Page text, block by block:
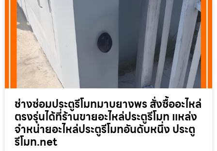
ช่างซ่อมประตูรีโมทมาบยางพร สั่งซื้ออะไหล่
ตรงรุ่นได้ที่ร้านขายอะไหล่ประตูรีโมท แหล่ง
จำหน่ายอะไหล่ประตูรีโมทอันดับหนึ่ง ประตู
รีโมท.net